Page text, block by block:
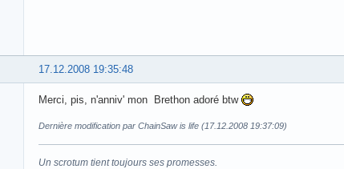
17.12.2008 19:35:48
Merci, pis, n'anniv' mon Brethon adoré btw
Dernière modification par ChainSaw is life (17.12.2008 19:37:09)
Un scrotum tient toujours ses promesses.